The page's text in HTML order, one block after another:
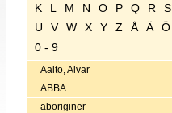
K
L M N O P Q R S
U
V W X Y Z Å Ä
Ö
0 - 9
Aalto, Alvar
ABBA
aboriginer